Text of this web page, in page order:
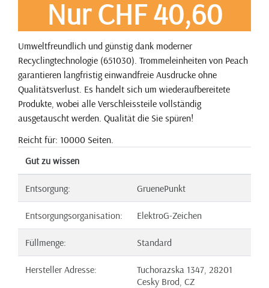
Nur CHF 40,60
Umweltfreundlich und günstig dank moderner
Recyclingtechnologie (651030). Trommeleinheiten von Peach
garantieren langfristig einwandfreie Ausdrucke ohne
Qualitätsverlust. Es handelt sich um wiederaufbereitete
Produkte, wobei alle Verschleissteile vollständig
ausgetauscht werden. Qualität die Sie spüren!
Reicht für: 10000 Seiten.
Gut zu wissen
Entsorgung: GruenePunkt
Entsorgungsorganisation: ElektroG-Zeichen
Füllmenge: Standard
Hersteller Adresse:
Tuchorazska 1347, 28201
Cesky Brod, CZ